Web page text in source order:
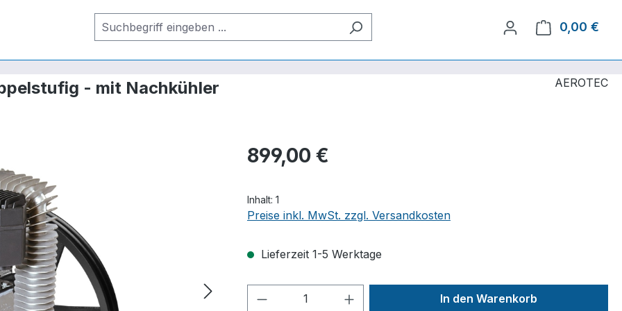
0,00 €
- mit Nachkühler AEROTEC
899,00 €
Inhalt: 1
Preise inkl. MwSt. zzgl. Versandkosten
Lieferzeit 1-5 Werktage
Produkt Anzahl: Gib den gewünschten Wert
In den Warenkorb